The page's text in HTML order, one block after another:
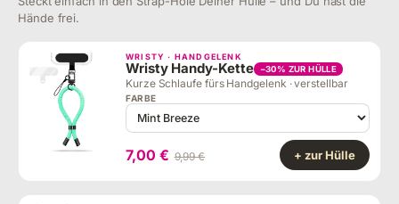
Hände frei.
WRISTY · HANDGELENK
Wristy Handy-Kette −30% ZUR HÜLLE
Kurze Schlaufe fürs Handgelenk · verstellbar
FARBE
7,00 € 9,99 € + zur Hülle